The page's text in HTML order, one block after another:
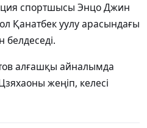
спортшысы Энцо Джин
Қанатбек уулу арасындағы
белдеседі.
алғашқы айналымда
жеңіп, келесі